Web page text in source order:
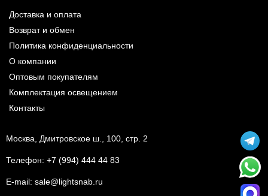
Доставка и оплата
Возврат и обмен
Политика конфиденциальности
О компании
Оптовым покупателям
Комплектация освещением
Контакты
Москва, Дмитровское ш., 100, стр. 2
Телефон: +7 (994) 444 44 83
E-mail: sale@lightsnab.ru